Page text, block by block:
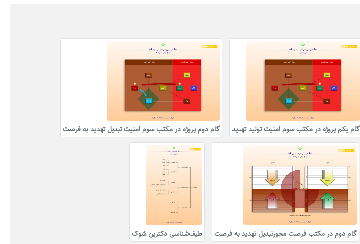
گام یکم پروژه در مکتب سوم امنیت تولید تهدید گام دوم پروژه در مکتب سوم امنیت تبدیل تهدید به فرصت
گام دوم در مکتب فرصت محورتبدیل تهدید به فرصت طیف‌شناسی دکترین شوک